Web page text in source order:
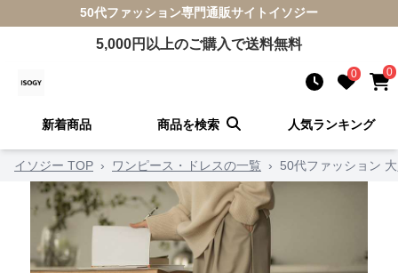
50代ファッション専門通販サイト イソジー
5,000円以上のご購入で送料無料
0 0
新着商品 商品を検索 人気ランキング
イソジー TOP › ワンピース・ドレスの一覧 › 50代ファッション